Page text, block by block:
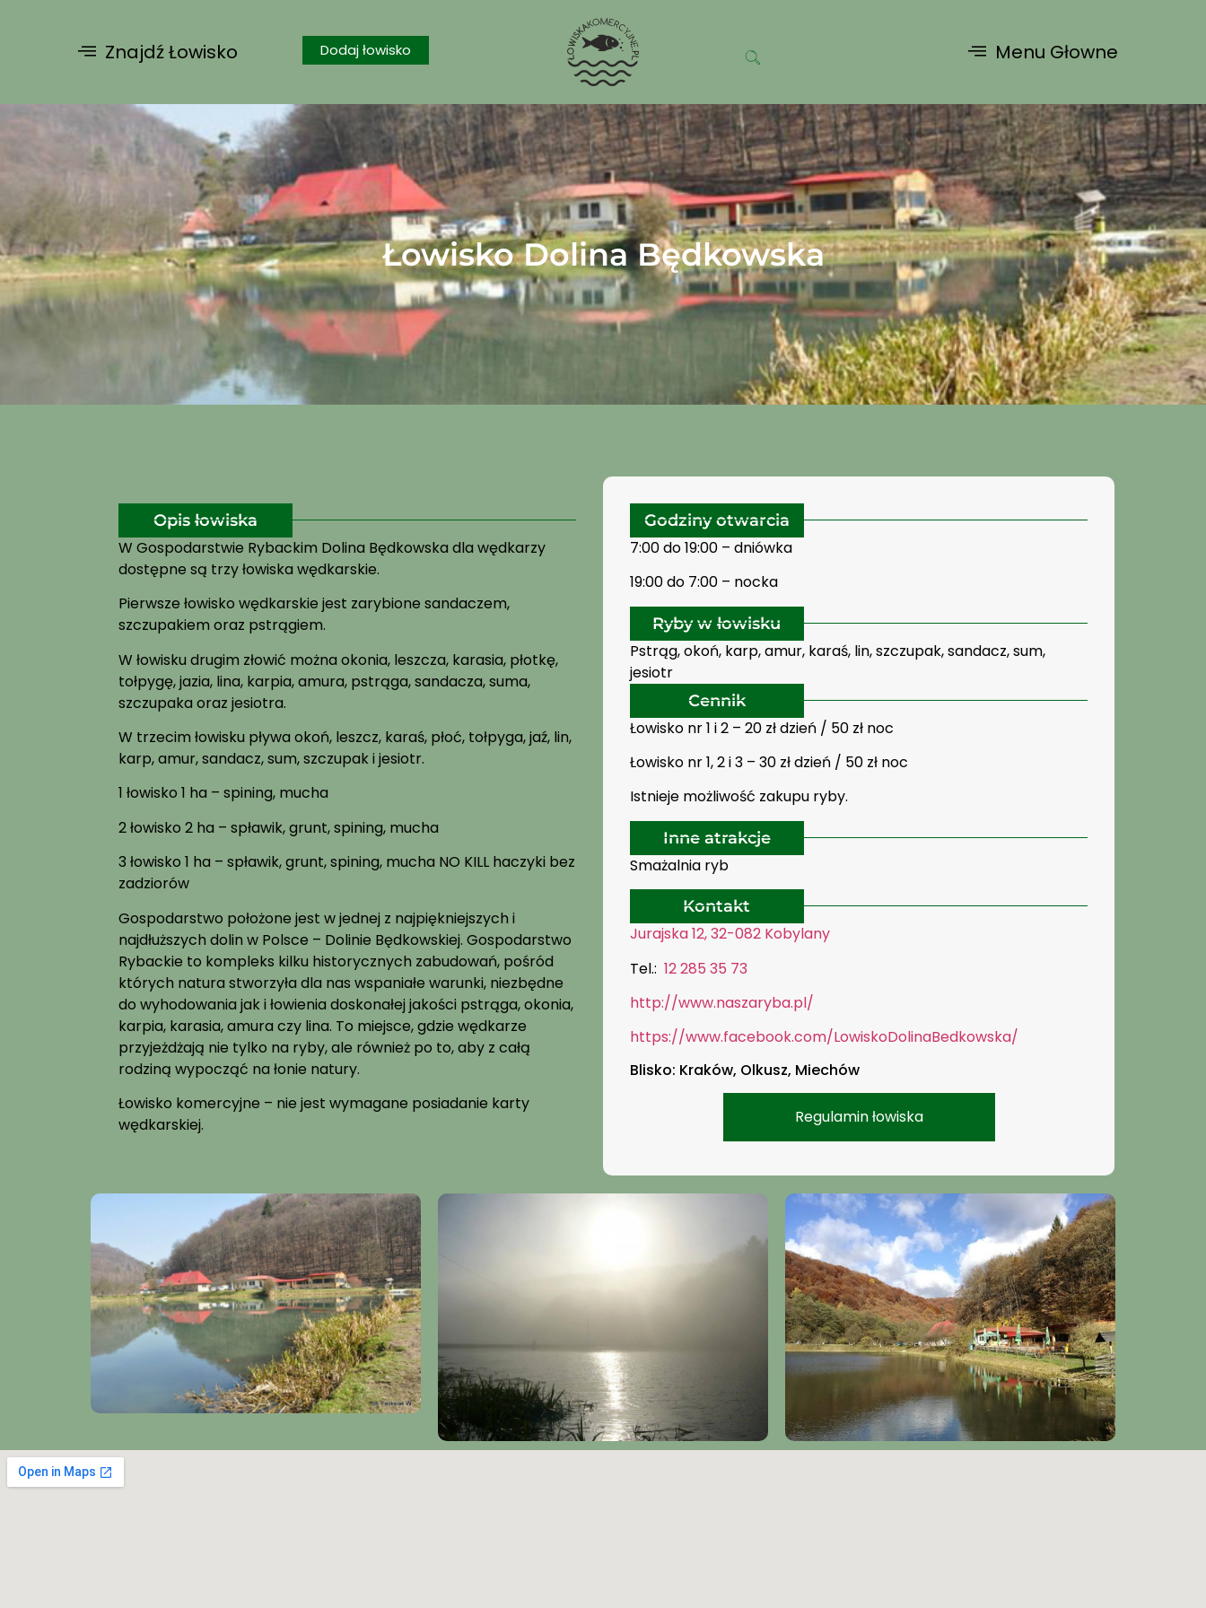
Znajdź Łowisko Dodaj łowisko Menu Głowne
Łowisko Dolina Będkowska
Opis łowiska
W Gospodarstwie Rybackim Dolina Będkowska dla wędkarzy
dostępne są trzy łowiska wędkarskie.
Pierwsze łowisko wędkarskie jest zarybione sandaczem,
szczupakiem oraz pstrągiem.
W łowisku drugim złowić można okonia, leszcza, karasia, płotkę,
tołpygę, jazia, lina, karpia, amura, pstrąga, sandacza, suma,
szczupaka oraz jesiotra.
W trzecim łowisku pływa okoń, leszcz, karaś, płoć, tołpyga, jaź, lin,
karp, amur, sandacz, sum, szczupak i jesiotr.
1 łowisko 1 ha – spining, mucha
2 łowisko 2 ha – spławik, grunt, spining, mucha
3 łowisko 1 ha – spławik, grunt, spining, mucha NO KILL haczyki bez
zadziorów
Gospodarstwo położone jest w jednej z najpiękniejszych i
najdłuższych dolin w Polsce – Dolinie Będkowskiej. Gospodarstwo
Rybackie to kompleks kilku historycznych zabudowań, pośród
których natura stworzyła dla nas wspaniałe warunki, niezbędne
do wyhodowania jak i łowienia doskonałej jakości pstrąga, okonia,
karpia, karasia, amura czy lina. To miejsce, gdzie wędkarze
przyjeżdżają nie tylko na ryby, ale również po to, aby z całą
rodziną wypocząć na łonie natury.
Łowisko komercyjne – nie jest wymagane posiadanie karty
wędkarskiej.
Godziny otwarcia
7:00 do 19:00 – dniówka
19:00 do 7:00 – nocka
Ryby w łowisku
Pstrąg, okoń, karp, amur, karaś, lin, szczupak, sandacz, sum,
jesiotr
Cennik
Łowisko nr 1 i 2 – 20 zł dzień / 50 zł noc
Łowisko nr 1, 2 i 3 – 30 zł dzień / 50 zł noc
Istnieje możliwość zakupu ryby.
Inne atrakcje
Smażalnia ryb
Kontakt
Jurajska 12, 32-082 Kobylany
Tel.: 12 285 35 73
http://www.naszaryba.pl/
https://www.facebook.com/LowiskoDolinaBedkowska/
Blisko: Kraków, Olkusz, Miechów
Regulamin łowiska